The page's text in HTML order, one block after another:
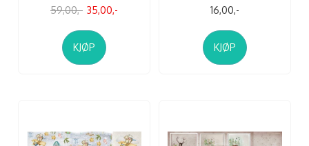
59,00,- 35,00,-
KJØP
16,00,-
KJØP